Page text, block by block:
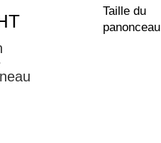
:
€
Taille du
panonceau